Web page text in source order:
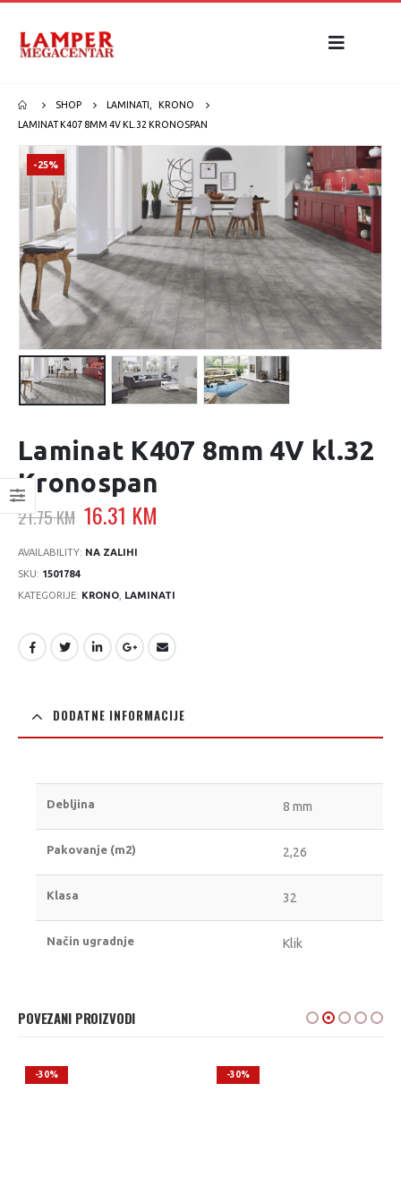
SHOP LAMINATI
KRONO
LAMINAT K407 8MM 4V KL.32 KRONOSPAN
-25%
Laminat K407 8mm 4V kl.32
Kronospan
21.75KM Original
price
was:
16.31 KM
AVAILABILITY: NA ZALIHI
SKU: 1501784
KATEGORIJE: KRONO LAMINATI
DODATNE INFORMACIJE
Debljina 8 mm
Pakovanje (m2) 2,26
Klasa 32
Način ugradnje Klik
POVEZANI PROIZVODI
-30% -30%